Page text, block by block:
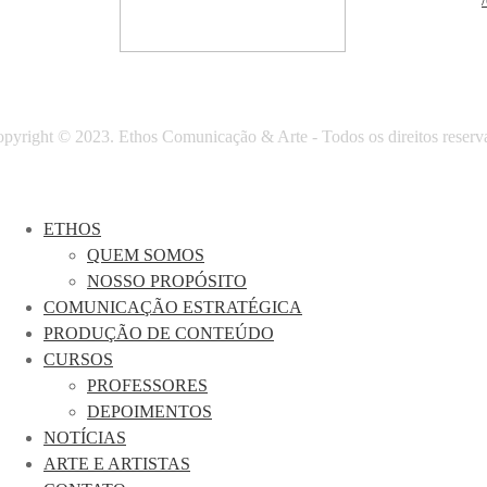
© 2023. Ethos Comunicação & Arte - Todos os direitos
ETHOS
QUEM SOMOS
NOSSO PROPÓSITO
COMUNICAÇÃO ESTRATÉGICA
PRODUÇÃO DE CONTEÚDO
CURSOS
PROFESSORES
DEPOIMENTOS
NOTÍCIAS
ARTE E ARTISTAS